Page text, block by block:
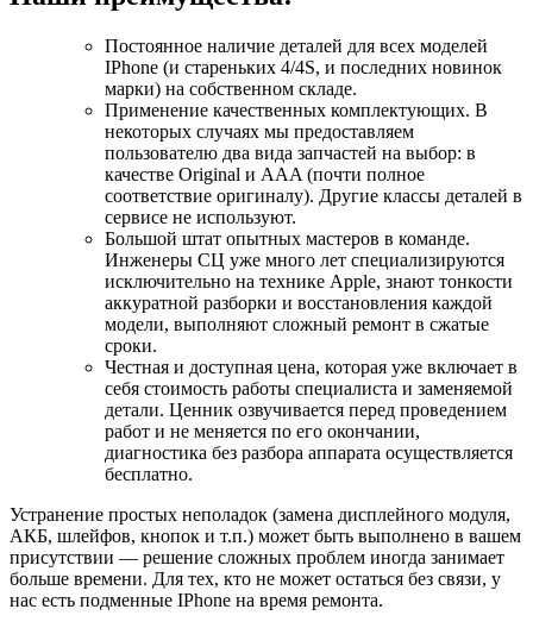
Постоянное наличие деталей для всех моделей
IPhone (и стареньких 4/4S, и последних новинок
марки) на собственном складе.
Применение качественных комплектующих. В
некоторых случаях мы предоставляем
пользователю два вида запчастей на выбор: в
качестве Original и AAA (почти полное
соответствие оригиналу). Другие классы деталей в
сервисе не используют.
Большой штат опытных мастеров в команде.
Инженеры СЦ уже много лет специализируются
исключительно на технике Apple, знают тонкости
аккуратной разборки и восстановления каждой
модели, выполняют сложный ремонт в сжатые
сроки.
Честная и доступная цена, которая уже включает в
себя стоимость работы специалиста и заменяемой
детали. Ценник озвучивается перед проведением
работ и не меняется по его окончании,
диагностика без разбора аппарата осуществляется
бесплатно.
Устранение простых неполадок (замена дисплейного модуля,
АКБ, шлейфов, кнопок и т.п.) может быть выполнено в вашем
присутствии — решение сложных проблем иногда занимает
больше времени. Для тех, кто не может остаться без связи, у
нас есть подменные IPhone на время ремонта.